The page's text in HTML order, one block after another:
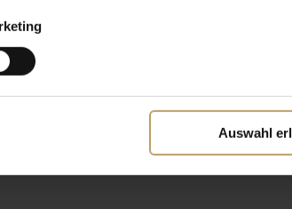
Auswahl